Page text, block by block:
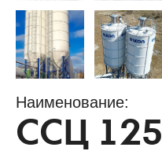
Наименование:
ССЦ 125